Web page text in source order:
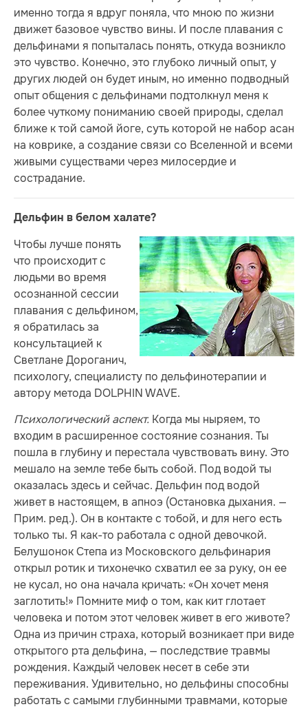
именно тогда я вдруг поняла, что мною по жизни
движет базовое чувство вины. И после плавания с
дельфинами я попыталась понять, откуда возникло
это чувство. Конечно, это глубоко личный опыт, у
других людей он будет иным, но именно подводный
опыт общения с дельфинами подтолкнул меня к
более чуткому пониманию своей природы, сделал
ближе к той самой йоге, суть которой не набор асан
на коврике, а создание связи со Вселенной и всеми
живыми существами через милосердие и
сострадание.
Дельфин в белом халате?
Чтобы лучше понять
что происходит с
людьми во время
осознанной сессии
плавания с дельфином,
я обратилась за
консультацией к
Светлане Дороганич,
психологу, специалисту по дельфинотерапии и
автору метода DOLPHIN WAVE.
Психологический аспект. Когда мы ныряем, то
входим в расширенное состояние сознания. Ты
пошла в глубину и перестала чувствовать вину. Это
мешало на земле тебе быть собой. Под водой ты
оказалась здесь и сейчас. Дельфин под водой
живет в настоящем, в апноэ (Остановка дыхания. —
Прим. ред.). Он в контакте с тобой, и для него есть
только ты. Я как-то работала с одной девочкой.
Белушонок Степа из Московского дельфинария
открыл ротик и тихонечко схватил ее за руку, он ее
не кусал, но она начала кричать: «Он хочет меня
заглотить!» Помните миф о том, как кит глотает
человека и потом этот человек живет в его животе?
Одна из причин страха, который возникает при виде
открытого рта дельфина, — последствие травмы
рождения. Каждый человек несет в себе эти
переживания. Удивительно, но дельфины способны
работать с самыми глубинными травмами, которые